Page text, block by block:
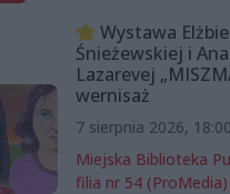
Wystawa
Śnieżewskiej i
Lazarevej
wernisaż
7 sierpnia 2026, 18:00
Miejska Biblioteka
filia nr 54 (ProMedia)